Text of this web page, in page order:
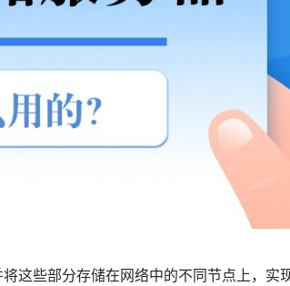
这些部分存储在网络中的不同节点上，实